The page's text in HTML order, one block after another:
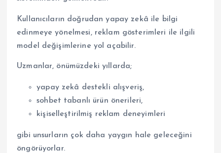
Kullanıcıların doğrudan yapay zekâ ile bilgi
edinmeye yönelmesi, reklam gösterimleri ile ilgili
model değişimlerine yol açabilir.
Uzmanlar, önümüzdeki yıllarda;
yapay zekâ destekli alışveriş,
sohbet tabanlı ürün önerileri,
kişiselleştirilmiş reklam deneyimleri
gibi unsurların çok daha yaygın hale geleceğini
öngörüyorlar.